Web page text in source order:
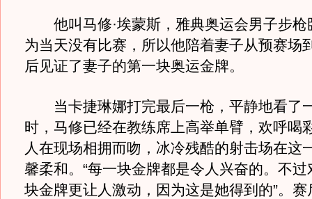
他叫马修·埃蒙斯，雅典奥运会男子步枪
为当天没有比赛，所以他陪着妻子从预赛场
后见证了妻子的第一块奥运金牌。
当卡捷琳娜打完最后一枪，平静地看了
时，马修已经在教练席上高举单臂，欢呼喝
人在现场相拥而吻，冰冷残酷的射击场在这
馨柔和。“每一块金牌都是令人兴奋的。不
块金牌更让人激动，因为这是她得到的”。